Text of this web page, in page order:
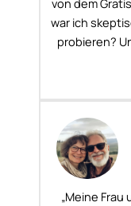
von dem
war ich
probieren?
„Meine